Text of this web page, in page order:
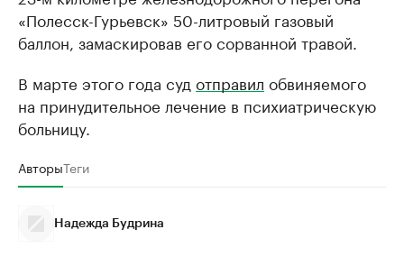
«Полесск-Гурьевск» 50-литровый газовый
баллон, замаскировав его сорванной травой.
В марте этого года суд отправил обвиняемого
на принудительное лечение в психиатрическую
больницу.
АвторыТеги
Надежда Будрина